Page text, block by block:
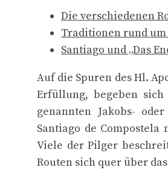
Die verschiedenen
Traditionen rund um
Santiago und „Das
Auf die Spuren des Hl.
Erfüllung, begeben
genannten Jakobs-
Santiago de
Viele der Pilger
Routen sich quer über